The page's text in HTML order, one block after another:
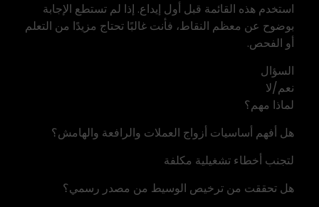
استخدم هذه القائمة قبل أول إيداع. إذا لم تستطع الإجابة
بوضوح عن معظم النقاط، فأنت غالبًا تحتاج مزيدًا من التعلم
أو الفحص.
السؤال
نعم/لا
لماذا مهم؟
هل أفهم أساسيات أزواج العملات والرافعة والهامش؟
لتجنب أخطاء تشغيلية مكلفة
هل تحققت من ترخيص الوسيط من مصدر رسمي؟